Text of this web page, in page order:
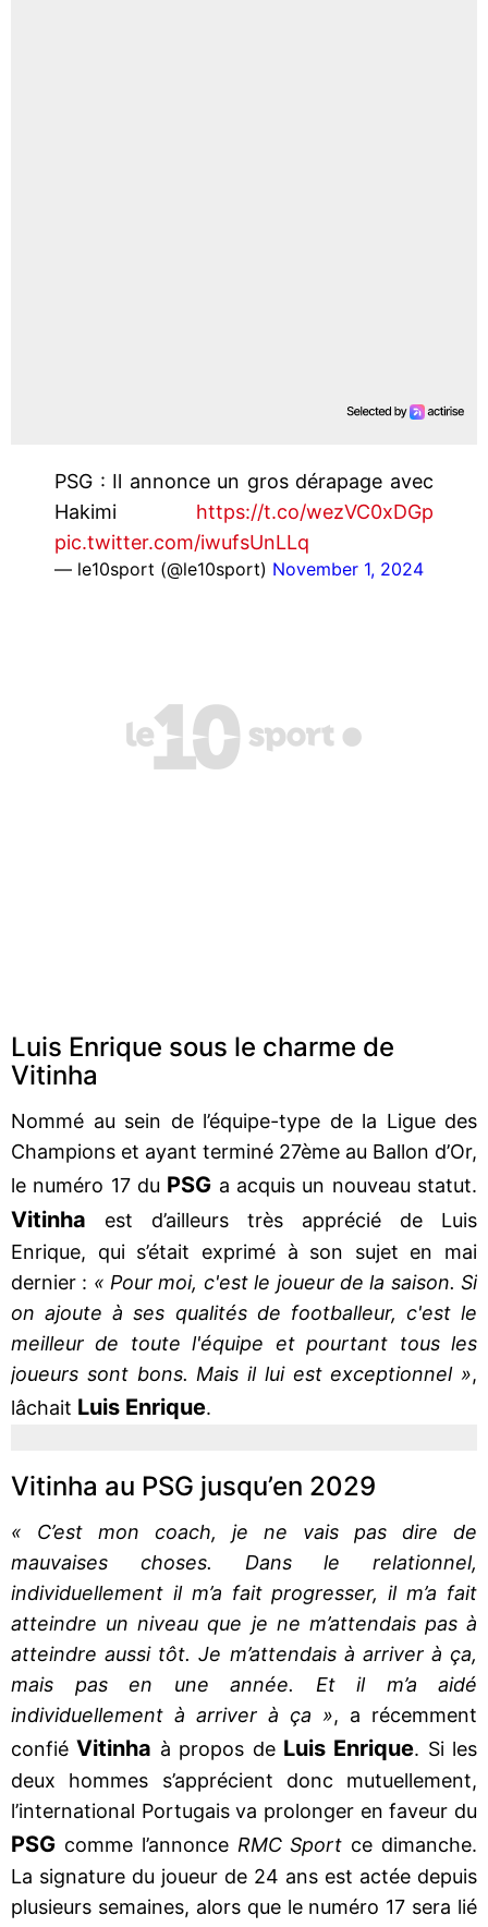
PSG : Il annonce un gros dérapage avec
Hakimi https://t.co/wezVC0xDGp
pic.twitter.com/iwufsUnLLq
— le10sport (@le10sport) November 1, 2024
Luis Enrique sous le charme de
Vitinha
Nommé au sein de l’équipe-type de la Ligue des
Champions et ayant terminé 27ème au Ballon d’Or,
le numéro 17 du PSG a acquis un nouveau statut.
Vitinha
est d’ailleurs très apprécié de Luis
Enrique, qui s’était exprimé à son sujet en mai
dernier : « Pour moi, c'est le joueur de la saison. Si
on ajoute à ses qualités de footballeur, c'est le
meilleur de toute l'équipe et pourtant tous les
joueurs sont bons. Mais il lui est exceptionnel »,
lâchait Luis Enrique.
Vitinha au PSG jusqu’en 2029
« C’est mon coach, je ne vais pas dire de
mauvaises choses. Dans le relationnel,
individuellement il m’a fait progresser, il m’a fait
atteindre un niveau que je ne m’attendais pas à
atteindre aussi tôt. Je m’attendais à arriver à ça,
mais pas en une année. Et il m’a aidé
individuellement à arriver à ça », a récemment
confiéVitinha à propos de Luis Enrique. Si les
deux hommes s’apprécient donc mutuellement,
l’international Portugais va prolonger en faveur du
PSG comme l’annonce RMC Sport ce dimanche.
La signature du joueur de 24 ans est actée depuis
plusieurs semaines, alors que le numéro 17 sera lié